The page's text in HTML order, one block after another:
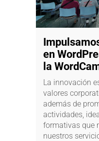
en
la
La innovación
valores
además de
actividades,
formativas que
nuestros